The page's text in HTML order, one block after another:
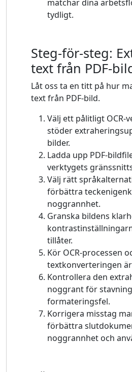
matchar dina
tydligt.
Steg-för-steg:
text från PDF-
Låt oss ta en titt på hur
text från PDF-bild.
Välj ett pålitligt OCR-
stöder
bilder.
Ladda upp PDF-
verktygets
Välj rätt
förbättra
noggrannhet.
Granska bildens
tillåter.
Kör OCR-processen
textkonverteringen är
Kontrollera den
noggrant för
formateringsfel.
Korrigera misstag
förbättra
noggrannhet och